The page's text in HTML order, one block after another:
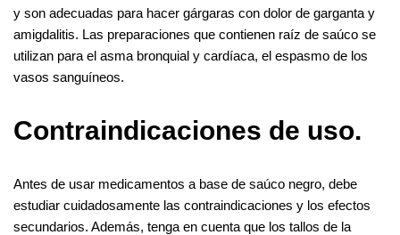
y son adecuadas para hacer gárgaras con dolor de garganta y
amigdalitis. Las preparaciones que contienen raíz de saúco se
utilizan para el asma bronquial y cardíaca, el espasmo de los
vasos sanguíneos.
Contraindicaciones de uso.
Antes de usar medicamentos a base de saúco negro, debe
estudiar cuidadosamente las contraindicaciones y los efectos
secundarios. Además, tenga en cuenta que los tallos de la